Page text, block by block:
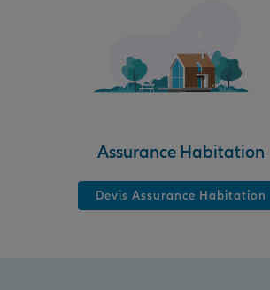
Assurance Habitation
Devis Assurance Habitation